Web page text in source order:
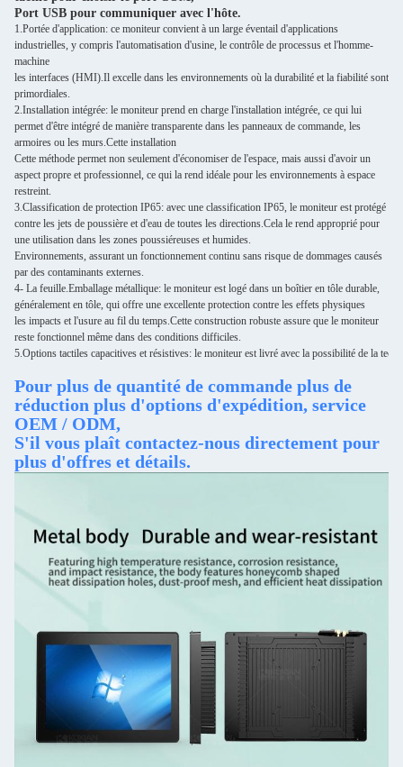
Port USB pour communiquer avec l'hôte.
1.Portée d'application: ce moniteur convient à un large éventail d'applications
industrielles, y compris l'automatisation d'usine, le contrôle de processus et l'homme-
machine
les interfaces (HMI).Il excelle dans les environnements où la durabilité et la fiabilité sont
primordiales.
2.Installation intégrée: le moniteur prend en charge l'installation intégrée, ce qui lui
permet d'être intégré de manière transparente dans les panneaux de commande, les
armoires ou les murs.Cette installation
Cette méthode permet non seulement d'économiser de l'espace, mais aussi d'avoir un
aspect propre et professionnel, ce qui la rend idéale pour les environnements à espace
restreint.
3.Classification de protection IP65: avec une classification IP65, le moniteur est protégé
contre les jets de poussière et d'eau de toutes les directions.Cela le rend approprié pour
une utilisation dans les zones poussiéreuses et humides.
Environnements, assurant un fonctionnement continu sans risque de dommages causés
par des contaminants externes.
4- La feuille.Emballage métallique: le moniteur est logé dans un boîtier en tôle durable,
généralement en tôle, qui offre une excellente protection contre les effets physiques
les impacts et l'usure au fil du temps.Cette construction robuste assure que le moniteur
reste fonctionnel même dans des conditions difficiles.
5.Options tactiles capacitives et résistives: le moniteur est livré avec la possibilité de la
Pour plus de quantité de commande plus de
réduction plus d'options d'expédition, service
OEM / ODM,
S'il vous plaît contactez-nous directement pour
plus d'offres et détails.